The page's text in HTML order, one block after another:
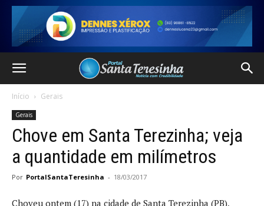
Início Gerais
Gerais
Chove em Santa Terezinha; veja
a quantidade em milímetros
Por PortalSantaTeresinha - 18/03/2017
Choveu ontem (17) na cidade de Santa Terezinha (PB),